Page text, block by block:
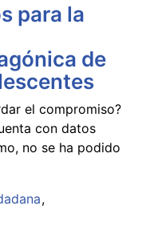
para la
de
el compromiso?
con datos
no se ha podido